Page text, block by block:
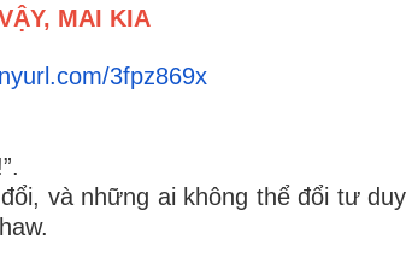
MAI KIA
3fpz869x
và những ai không thể đổi tư